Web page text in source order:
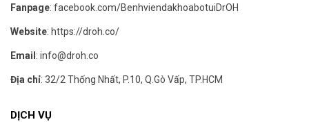
Fanpage: facebook.com/BenhviendakhoabotuiDrOH
Website: https://droh.co/
Email : info@droh.co
Địa chỉ: 32/2 Thống Nhất, P.10, Q.Gò Vấp, TP.HCM
DỊCH VỤ